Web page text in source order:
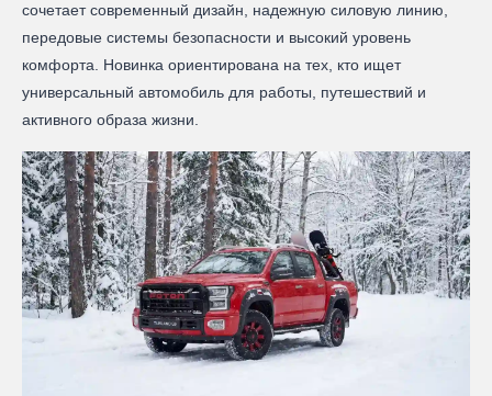
сочетает современный дизайн, надежную силовую линию,
передовые системы безопасности и высокий уровень
комфорта. Новинка ориентирована на тех, кто ищет
универсальный автомобиль для работы, путешествий и
активного образа жизни.